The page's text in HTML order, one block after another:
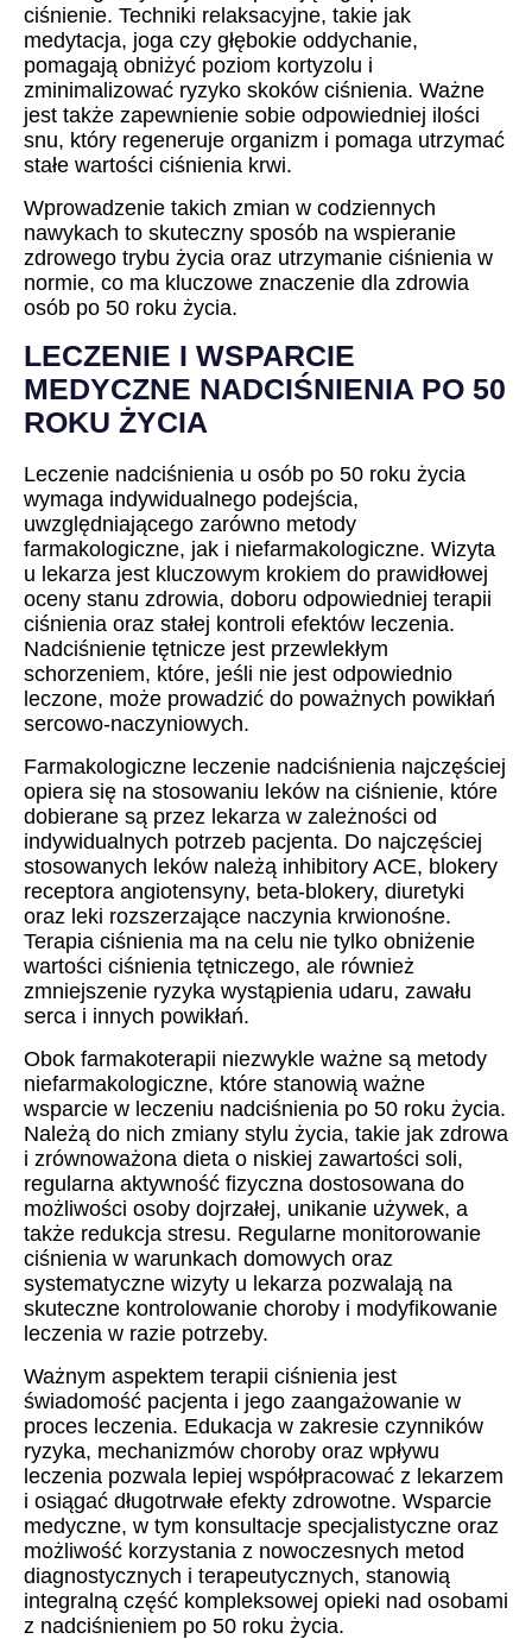
ciśnienie. Techniki relaksacyjne, takie jak
medytacja, joga czy głębokie oddychanie,
pomagają obniżyć poziom kortyzolu i
zminimalizować ryzyko skoków ciśnienia. Ważne
jest także zapewnienie sobie odpowiedniej ilości
snu, który regeneruje organizm i pomaga utrzymać
stałe wartości ciśnienia krwi.
Wprowadzenie takich zmian w codziennych
nawykach to skuteczny sposób na wspieranie
zdrowego trybu życia oraz utrzymanie ciśnienia w
normie, co ma kluczowe znaczenie dla zdrowia
osób po 50 roku życia.
LECZENIE I WSPARCIE
MEDYCZNE NADCIŚNIENIA PO 50
ROKU ŻYCIA
Leczenie nadciśnienia u osób po 50 roku życia
wymaga indywidualnego podejścia,
uwzględniającego zarówno metody
farmakologiczne, jak i niefarmakologiczne. Wizyta
u lekarza jest kluczowym krokiem do prawidłowej
oceny stanu zdrowia, doboru odpowiedniej terapii
ciśnienia oraz stałej kontroli efektów leczenia.
Nadciśnienie tętnicze jest przewlekłym
schorzeniem, które, jeśli nie jest odpowiednio
leczone, może prowadzić do poważnych powikłań
sercowo-naczyniowych.
Farmakologiczne leczenie nadciśnienia najczęściej
opiera się na stosowaniu leków na ciśnienie, które
dobierane są przez lekarza w zależności od
indywidualnych potrzeb pacjenta. Do najczęściej
stosowanych leków należą inhibitory ACE, blokery
receptora angiotensyny, beta-blokery, diuretyki
oraz leki rozszerzające naczynia krwionośne.
Terapia ciśnienia ma na celu nie tylko obniżenie
wartości ciśnienia tętniczego, ale również
zmniejszenie ryzyka wystąpienia udaru, zawału
serca i innych powikłań.
Obok farmakoterapii niezwykle ważne są metody
niefarmakologiczne, które stanowią ważne
wsparcie w leczeniu nadciśnienia po 50 roku życia.
Należą do nich zmiany stylu życia, takie jak zdrowa
i zrównoważona dieta o niskiej zawartości soli,
regularna aktywność fizyczna dostosowana do
możliwości osoby dojrzałej, unikanie używek, a
także redukcja stresu. Regularne monitorowanie
ciśnienia w warunkach domowych oraz
systematyczne wizyty u lekarza pozwalają na
skuteczne kontrolowanie choroby i modyfikowanie
leczenia w razie potrzeby.
Ważnym aspektem terapii ciśnienia jest
świadomość pacjenta i jego zaangażowanie w
proces leczenia. Edukacja w zakresie czynników
ryzyka, mechanizmów choroby oraz wpływu
leczenia pozwala lepiej współpracować z lekarzem
i osiągać długotrwałe efekty zdrowotne. Wsparcie
medyczne, w tym konsultacje specjalistyczne oraz
możliwość korzystania z nowoczesnych metod
diagnostycznych i terapeutycznych, stanowią
integralną część kompleksowej opieki nad osobami
z nadciśnieniem po 50 roku życia.